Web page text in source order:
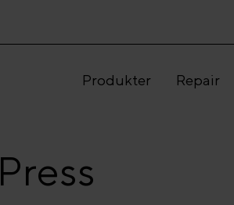
Produkter Repair
Press